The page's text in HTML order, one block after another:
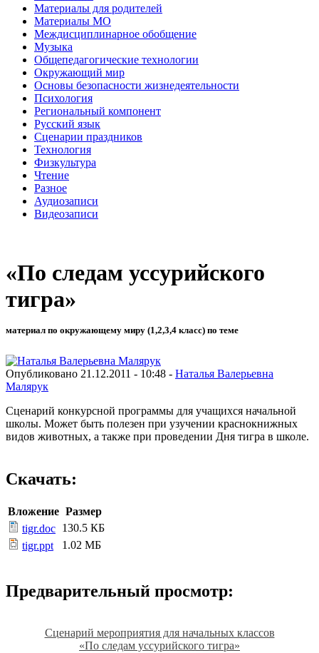
Материалы для родителей
Материалы МО
Междисциплинарное обобщение
Музыка
Общепедагогические технологии
Окружающий мир
Основы безопасности жизнедеятельности
Психология
Региональный компонент
Русский язык
Сценарии праздников
Технология
Физкультура
Чтение
Разное
Аудиозаписи
Видеозаписи
«По следам уссурийского
тигра»
материал по окружающему миру (1,2,3,4 класс) по теме
Опубликовано 21.12.2011 - 10:48 - Наталья Валерьевна
Малярук
Сценарий конкурсной программы для учащихся начальной
школы. Может быть полезен при узучении краснокнижных
видов животных, а также при проведении Дня тигра в школе.
Скачать:
Вложение Размер
tigr.doc 130.5 КБ
tigr.ppt
1.02 МБ
Предварительный просмотр:
Сценарий мероприятия для начальных классов
«По следам уссурийского тигра»